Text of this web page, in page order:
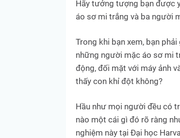
Hãy tưởng tượng bạn được
áo sơ mi trắng và ba người
Trong khi bạn xem, bạn
những người mặc áo sơ mi
động, đối mặt với máy ảnh
thấy con khỉ đột không?‎
‎Hầu như mọi người đều có
nào một cái gì đó rõ ràng
nghiệm này tại Đại học